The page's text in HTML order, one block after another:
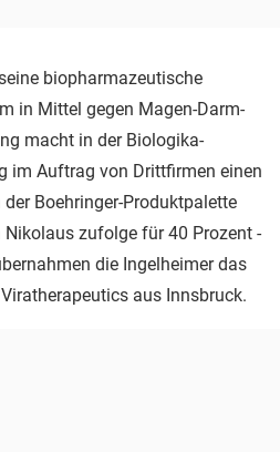
biopharmazeutische
in Mittel gegen Magen-Darm-
macht in der Biologika-
im Auftrag von Drittfirmen einen
Boehringer-Produktpalette
zufolge für 40 Prozent -
die Ingelheimer das
aus Innsbruck.